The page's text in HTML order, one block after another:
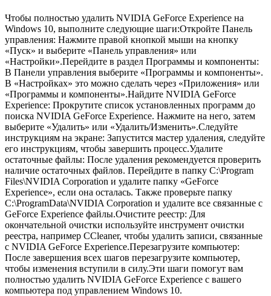
Чтобы полностью удалить NVIDIA GeForce Experience на
Windows 10, выполните следующие шаги:Откройте Панель
управления: Нажмите правой кнопкой мыши на кнопку
«Пуск» и выберите «Панель управления» или
«Настройки».Перейдите в раздел Программы и компоненты:
В Панели управления выберите «Программы и компоненты».
В «Настройках» это можно сделать через «Приложения» или
«Программы и компоненты».Найдите NVIDIA GeForce
Experience: Прокрутите список установленных программ до
поиска NVIDIA GeForce Experience. Нажмите на него, затем
выберите «Удалить» или «Удалить/Изменить».Следуйте
инструкциям на экране: Запустится мастер удаления, следуйте
его инструкциям, чтобы завершить процесс.Удалите
остаточные файлы: После удаления рекомендуется проверить
наличие остаточных файлов. Перейдите в папку C:\Program
Files\NVIDIA Corporation и удалите папку «GeForce
Experience», если она осталась. Также проверьте папку
C:\ProgramData\NVIDIA Corporation и удалите все связанные с
GeForce Experience файлы.Очистите реестр: Для
окончательной очистки используйте инструмент очистки
реестра, например CCleaner, чтобы удалить записи, связанные
с NVIDIA GeForce Experience.Перезагрузите компьютер:
После завершения всех шагов перезагрузите компьютер,
чтобы изменения вступили в силу.Эти шаги помогут вам
полностью удалить NVIDIA GeForce Experience с вашего
компьютера под управлением Windows 10.